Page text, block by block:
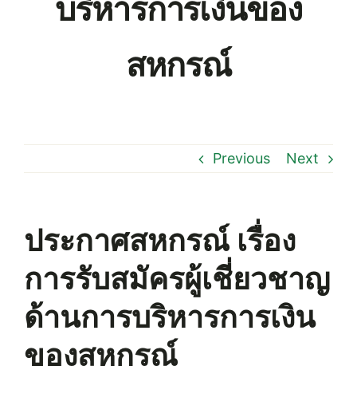
บริหารการเงินของ
สหกรณ์
Previous Next
ประกาศสหกรณ์ เรื่อง
การรับสมัครผู้เชี่ยวชาญ
ด้านการบริหารการเงิน
ของสหกรณ์